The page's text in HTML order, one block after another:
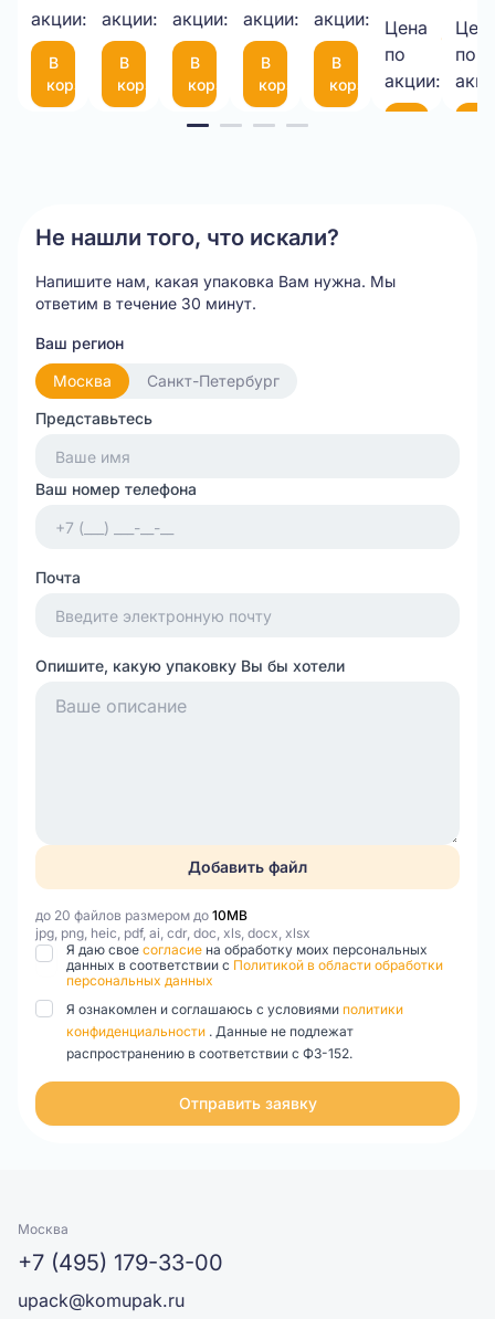
1050*25М
акции:
шт.
В
корзину
акции:
шт.
В
корзину
10-
75
(300*200мм)
акции:
шт.
В
корзину
мкм
акции:
шт.
В
корзину
с
фиксатором
35
см
акции:
шт.
В
корзину
Цена
по
акции:
9,00
шт.
по
Не нашли того, что искали?
Напишите нам, какая упаковка Вам нужна. Мы
ответим в течение 30 минут.
Ваш регион
Москва
Санкт-Петербург
Представьтесь
Ваш номер телефона
Почта
Опишите, какую упаковку Вы бы хотели
Добавить файл
до 20 файлов размером до 10MB
jpg, png, heic, pdf, ai, cdr, doc, xls, docx, xlsx
Я даю свое согласие на обработку моих персональных
данных в соответствии с Политикой в области обработки
персональных данных
Я ознакомлен и соглашаюсь с условиями политики
конфиденциальности . Данные не подлежат
распространению в соответствии с ФЗ-152.
Отправить заявку
Москва
+7 (495) 179-33-00
upack@komupak.ru